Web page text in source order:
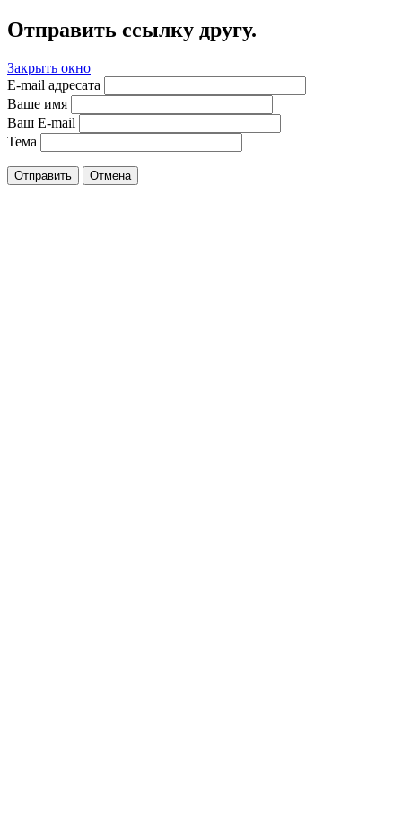
Отправить ссылку другу.
Закрыть окно
E-mail адресата
Ваше имя
Ваш E-mail
Тема
Отправить Отмена